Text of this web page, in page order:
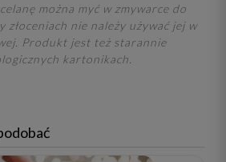
można myć w zmywarce do
złoceniach nie należy używać jej w
Produkt jest też starannie
kartonikach.